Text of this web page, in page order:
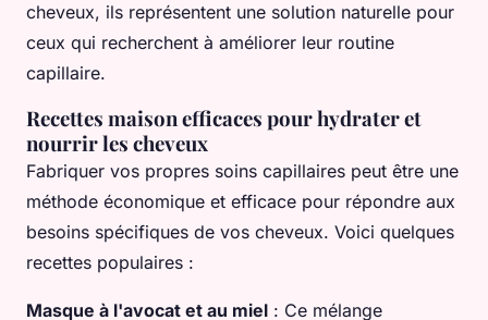
cheveux, ils représentent une solution naturelle pour
ceux qui recherchent à améliorer leur routine
capillaire.
Recettes maison efficaces pour hydrater et
nourrir les cheveux
Fabriquer vos propres soins capillaires peut être une
méthode économique et efficace pour répondre aux
besoins spécifiques de vos cheveux. Voici quelques
recettes populaires :
Masque à l'avocat et au miel : Ce mélange